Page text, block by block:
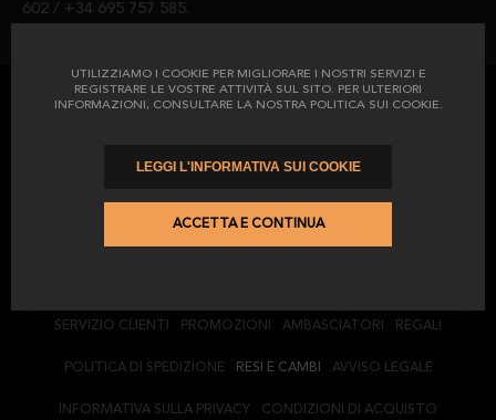
UTILIZZIAMO I COOKIE PER MIGLIORARE I NOSTRI SERVIZI E
REGISTRARE LE VOSTRE ATTIVITÀ SUL SITO. PER ULTERIORI
INFORMAZIONI, CONSULTARE LA NOSTRA POLITICA SUI COOKIE.
ACCETTA E CONTINUA
602 / +34 695 757 585.
SERVIZIO CLIENTI PROMOZIONI AMBASCIATORI REGALI
POLITICA DI SPEDIZIONE RESI E CAMBI AVVISO LEGALE
INFORMATIVA SULLA PRIVACY CONDIZIONI DI ACQUISTO
LEGGI L'INFORMATIVA SUI COOKIE